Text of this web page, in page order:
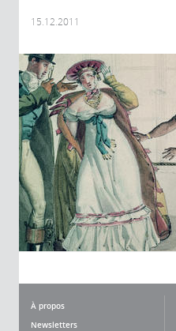
15.12.2011
À propos
Newsletters